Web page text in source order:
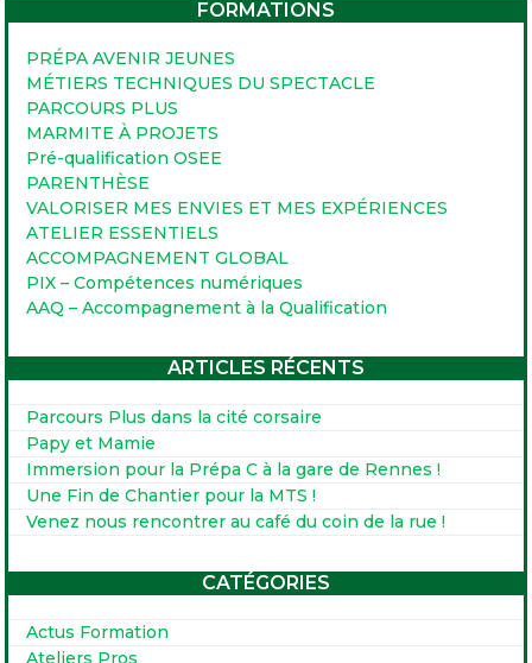
FORMATIONS
PRÉPA AVENIR JEUNES
MÉTIERS TECHNIQUES DU SPECTACLE
PARCOURS PLUS
MARMITE À PROJETS
Pré-qualification OSEE
PARENTHÈSE
VALORISER MES ENVIES ET MES EXPÉRIENCES
ATELIER ESSENTIELS
ACCOMPAGNEMENT GLOBAL
PIX – Compétences numériques
AAQ – Accompagnement à la Qualification
ARTICLES RÉCENTS
Parcours Plus dans la cité corsaire
Papy et Mamie
Immersion pour la Prépa C à la gare de Rennes !
Une Fin de Chantier pour la MTS !
Venez nous rencontrer au café du coin de la rue !
CATÉGORIES
Actus Formation